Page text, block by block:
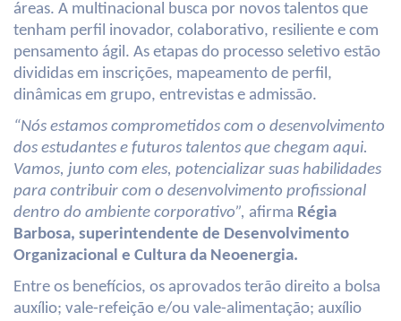
áreas. A multinacional busca por novos talentos que
tenham perfil inovador, colaborativo, resiliente e com
pensamento ágil. As etapas do processo seletivo estão
divididas em inscrições, mapeamento de perfil,
dinâmicas em grupo, entrevistas e admissão.
“Nós estamos comprometidos com o desenvolvimento
dos estudantes e futuros talentos que chegam aqui.
Vamos, junto com eles, potencializar suas habilidades
para contribuir com o desenvolvimento profissional
dentro do ambiente corporativo”, afirma Régia
Barbosa, superintendente de Desenvolvimento
Organizacional e Cultura da Neoenergia.
Entre os benefícios, os aprovados terão direito a bolsa
auxílio; vale-refeição e/ou vale-alimentação; auxílio